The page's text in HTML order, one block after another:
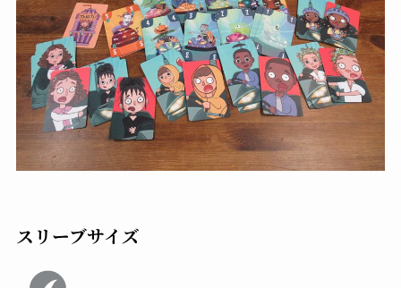
スリーブサイズ